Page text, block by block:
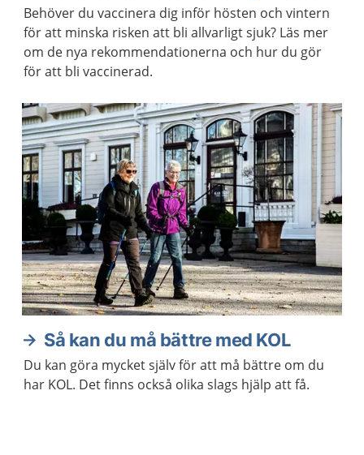
Behöver du vaccinera dig inför hösten och vintern
för att minska risken att bli allvarligt sjuk? Läs mer
om de nya rekommendationerna och hur du gör
för att bli vaccinerad.
Så kan du må bättre med KOL
Du kan göra mycket själv för att må bättre om du
har KOL. Det finns också olika slags hjälp att få.